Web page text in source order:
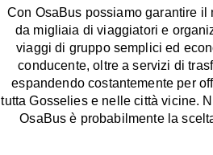
Con OsaBus possiamo garantire
da migliaia di viaggiatori e
viaggi di gruppo semplici ed
conducente, oltre a servizi di
espandendo costantemente per
tutta Gosselies e nelle città vicine.
OsaBus è probabilmente la